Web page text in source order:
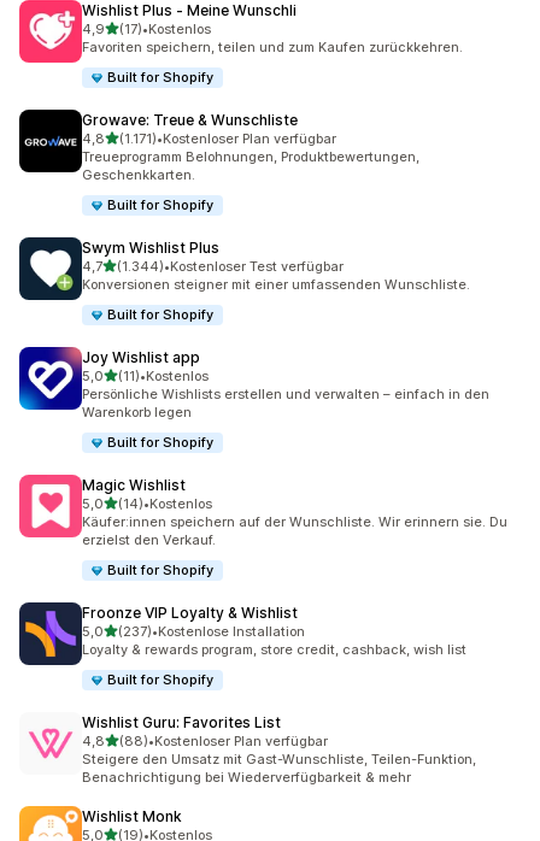
Wishlist Plus ‑ Meine Wunschli
4,9von 5 Sternen
(17)
17 Rezensionen insgesamt
•Kostenlos
Favoriten speichern, teilen und zum Kaufen zurückkehren.
Built for Shopify
Growave: Treue & Wunschliste
4,8von 5 Sternen
(1.171)
1171 Rezensionen insgesamt
•Kostenloser Plan verfügbar
Treueprogramm Belohnungen, Produktbewertungen,
Geschenkkarten.
Built for Shopify
Swym Wishlist Plus
4,7von 5 Sternen
(1.344)
1344 Rezensionen insgesamt
•Kostenloser Test verfügbar
Konversionen steigner mit einer umfassenden Wunschliste.
Built for Shopify
Joy Wishlist app
5,0von 5 Sternen
(11)
11 Rezensionen insgesamt
•Kostenlos
Persönliche Wishlists erstellen und verwalten – einfach in den
Warenkorb legen
Built for Shopify
Magic Wishlist
5,0von 5 Sternen
(14)
14 Rezensionen insgesamt
•Kostenlos
Käufer:innen speichern auf der Wunschliste. Wir erinnern sie. Du
erzielst den Verkauf.
Built for Shopify
Froonze VIP Loyalty & Wishlist
5,0von 5 Sternen
(237)
237 Rezensionen insgesamt
•Kostenlose Installation
Loyalty & rewards program, store credit, cashback, wish list
Built for Shopify
Wishlist Guru: Favorites List
4,8von 5 Sternen
(88)
88 Rezensionen insgesamt
•Kostenloser Plan verfügbar
Steigere den Umsatz mit Gast-Wunschliste, Teilen-Funktion,
Benachrichtigung bei Wiederverfügbarkeit & mehr
Wishlist Monk
5,0von 5 Sternen
(19)•Kostenlos